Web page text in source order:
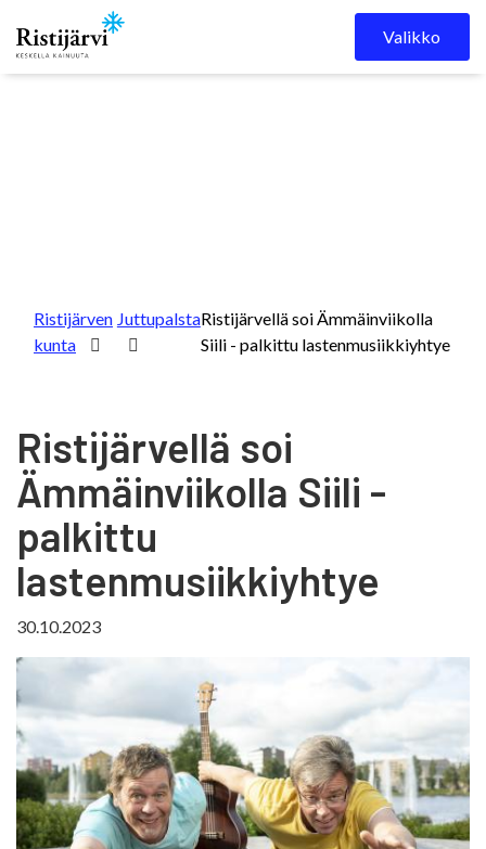
Skip to content
Valikko
Ristijärven
kunta
JuttupalstaRistijärvellä soi Ämmäinviikolla
Siili - palkittu lastenmusiikkiyhtye
Ristijärvellä soi
Ämmäinviikolla Siili -
palkittu
lastenmusiikkiyhtye
30.10.2023